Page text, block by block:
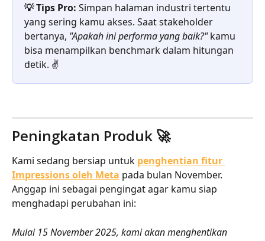
💡 Tips Pro: Simpan halaman industri tertentu
yang sering kamu akses. Saat stakeholder
bertanya, "Apakah ini performa yang baik?" kamu
bisa menampilkan benchmark dalam hitungan
detik. ✌️
Peningkatan Produk 🚀
Kami sedang bersiap untuk penghentian fitur
Impressions oleh Meta pada bulan November.
Anggap ini sebagai pengingat agar kamu siap
menghadapi perubahan ini:
Mulai 15 November 2025, kami akan menghentikan